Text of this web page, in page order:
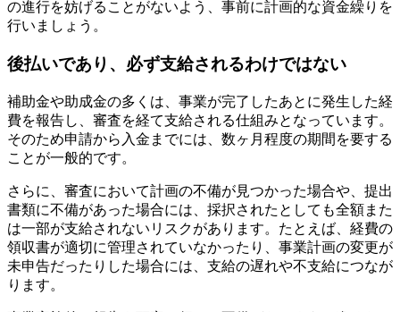
の進行を妨げることがないよう、事前に計画的な資金繰りを
行いましょう。
後払いであり、必ず支給されるわけではない
補助金や助成金の多くは、事業が完了したあとに発生した経
費を報告し、審査を経て支給される仕組みとなっています。
そのため申請から入金までには、数ヶ月程度の期間を要する
ことが一般的です。
さらに、審査において計画の不備が見つかった場合や、提出
書類に不備があった場合には、採択されたとしても全額また
は一部が支給されないリスクがあります。たとえば、経費の
領収書が適切に管理されていなかったり、事業計画の変更が
未申告だったりした場合には、支給の遅れや不支給につなが
ります。